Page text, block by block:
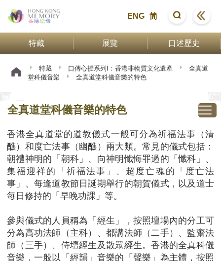
ENG 简
特藏 展覽 口述歷史
特藏 口傳心授系列I：香港非物質文化遺產
全真道
堂科儀音樂
全真道堂科儀音樂的特色
全真道堂科儀音樂的特色
香港全真道堂的道教儀式一般可分為祈福法事（清
醮）和度亡法事（幽醮）兩大類。常見的儀式包括：
朝禮神明的「朝科」、向神明懺悔罪過的「懺科」、
集福迎祥的「祈福法事」、超度亡魂的「度亡法
事」、每逢道教節日誕期舉行的朝賀儀式，以及道士
每日修持的「早晚功課」等。
參與儀式的人員稱為「經生」，按照壇場內的分工可
分為高功法師（主科）、都講法師（二手）、監齋法
師（三手）、侍壇經生及散眾經生。香港的全真科儀
音樂，一般以「經韻」音樂的「聲樂」為主體，按照